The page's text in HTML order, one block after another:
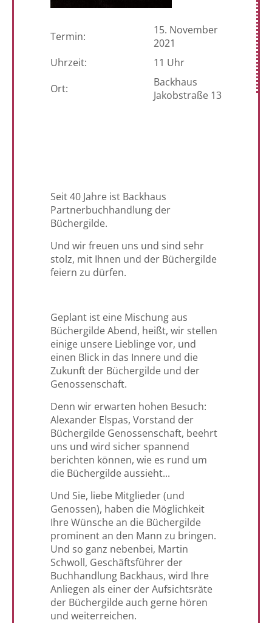
Termin:
15. November
2021
Uhrzeit:
11 Uhr
Ort:
Backhaus
Jakobstraße 13
Seit 40 Jahre ist Backhaus
Partnerbuchhandlung der
Büchergilde.
Und wir freuen uns und sind sehr
stolz, mit Ihnen und der Büchergilde
feiern zu dürfen.
Geplant ist eine Mischung aus
Büchergilde Abend, heißt, wir stellen
einige unsere Lieblinge vor, und
einen Blick in das Innere und die
Zukunft der Büchergilde und der
Genossenschaft.
Denn wir erwarten hohen Besuch:
Alexander Elspas, Vorstand der
Büchergilde Genossenschaft, beehrt
uns und wird sicher spannend
berichten können, wie es rund um
die Büchergilde aussieht...
Und Sie, liebe Mitglieder (und
Genossen), haben die Möglichkeit
Ihre Wünsche an die Büchergilde
prominent an den Mann zu bringen.
Und so ganz nebenbei, Martin
Schwoll, Geschäftsführer der
Buchhandlung Backhaus, wird Ihre
Anliegen als einer der Aufsichtsräte
der Büchergilde auch gerne hören
und weiterreichen.